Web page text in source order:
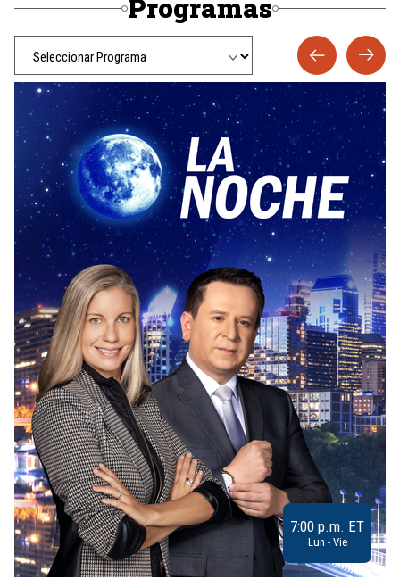
Programas
7:00 p.m. ET
Lun - Vie